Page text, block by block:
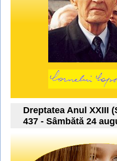
Dreptatea Anul XXIII
437 - Sâmbătă 24